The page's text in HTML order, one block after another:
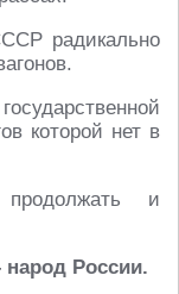
радикально
которой нет в
и
России.